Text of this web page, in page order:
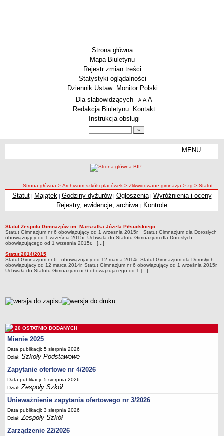
Strona główna
Mapa Biuletynu
Rejestr zmian treści
Statystyki oglądalności
Dziennik Ustaw
Monitor Polski
Menu dodatkowe
Dla słabowidzących A pomniejsz czcionkę
A standardowy rozmiar czcionki
A
Redakcja Biuletynu
Kontakt
Instrukcja obsługi
MENU
Licea
Zespoły Szkół
Techniczne Zakłady Naukowe
PRZEDSZKOLA
Przedszkola Miejskie
ARCHIWUM SZKÓŁ I PLACÓWEK
Zlikwidowane gimnazja
Przekształcone szkoły i placówki
Specjalny Ośrodek nr 1
BURSA MIEJSKA
Dane podstawowe
Statut
Majątek
Godziny dyżurów
Ogłoszenie
Kontrole
Rejestry, ewidencje, archiwa
ścieżka nawigacji
Strona główna > Archiwum szkół i placówek > Zlikwidowane gimnazja > zg > Statut
Statut
Statut| Majątek | Godziny dyżurów| Ogłoszenia| Wyróżnienia i oceny
Rejestry, ewidencje, archiwa | Kontrole
Statut
Statut Zespołu Gimnazjów im. Marszałka Józefa Piłsudskiego
Statut Gimnazjum nr 6 obowiązujący od 1 wrzesnia 2015r. Statut Gimnazjum dla Dorosłych
obowiązujący od 1 września 2015r. Uchwala do Statutu Gimnazjum dla Doroslych
obowiązującego od 1 wrzesnia 2015r. [...]
Statut 2014/2015
Statut Gimnazjum nr 6 - obowiązujacy od 12 marca 2014r. Statut Gimnazjum dla Dorosłych -
obowiązujacy od 12 marca 2014r. Statut Gimnazjum nr 6 obowiązujący od 1 września 2015r.
Uchwała do Statutu Gimnazjum nr 6 obowiązujacego od 1 [...]
metryczka
20 OSTATNIO DODANYCH
Mienie 2025
Data publikacji: 5 sierpnia 2026
Dział:Szkoły Podstawowe
Zapytanie ofertowe nr 4/2026
Data publikacji: 5 sierpnia 2026
Dział:Zespoły Szkół
Unieważnienie zapytania ofertowego nr 3/2026
Data publikacji: 3 sierpnia 2026
Dział:Zespoły Szkół
Zarządzenie 22/2026